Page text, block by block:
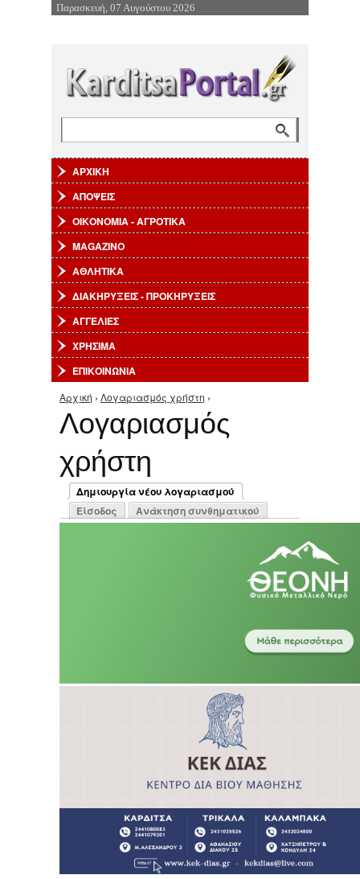
Επιστροφή στην Πλοήγηση
Παρασκευή, 07 Αυγούστου 2026
ΑΡΧΙΚΗ
ΑΠΟΨΕΙΣ
ΟΙΚΟΝΟΜΙΑ - ΑΓΡΟΤΙΚΑ
MAGAZINO
ΑΘΛΗΤΙΚΑ
ΔΙΑΚΗΡΥΞΕΙΣ - ΠΡΟΚΗΡΥΞΕΙΣ
ΑΓΓΕΛΙΕΣ
ΧΡΗΣΙΜΑ
ΕΠΙΚΟΙΝΩΝΙΑ
Είστε εδώ
Αρχική › Λογαριασμός χρήστη ›
Λογαριασμός
χρήστη
Πρωτεύουσες καρτέλες
Δημιουργία νέου λογαριασμού
(ενεργή καρτέλα)
Είσοδος Ανάκτηση συνθηματικού